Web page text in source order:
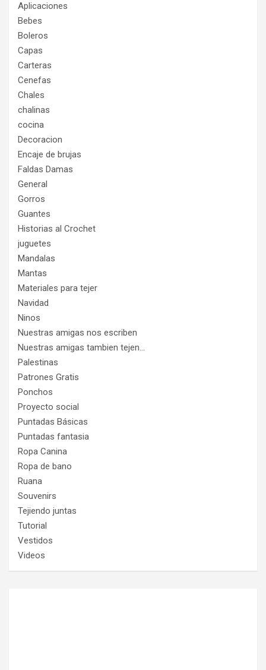
Aplicaciones
Bebes
Boleros
Capas
Carteras
Cenefas
Chales
chalinas
cocina
Decoracion
Encaje de brujas
Faldas Damas
General
Gorros
Guantes
Historias al Crochet
juguetes
Mandalas
Mantas
Materiales para tejer
Navidad
Ninos
Nuestras amigas nos escriben
Nuestras amigas tambien tejen…
Palestinas
Patrones Gratis
Ponchos
Proyecto social
Puntadas Básicas
Puntadas fantasia
Ropa Canina
Ropa de bano
Ruana
Souvenirs
Tejiendo juntas
Tutorial
Vestidos
Videos